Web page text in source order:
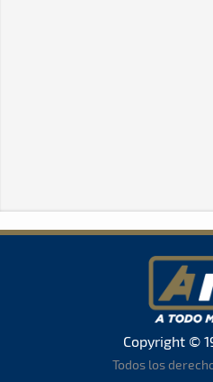
Copyright ©
Todos los